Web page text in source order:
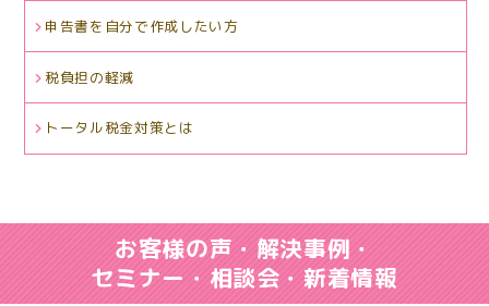
申告書を自分で作成したい方
税負担の軽減
トータル税金対策とは
お客様の声・解決事例・
セミナー・相談会・新着情報